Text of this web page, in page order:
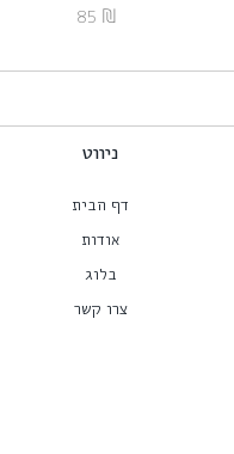
85 ₪
ניווט
דף הבית
אודות
בלוג
צרו קשר